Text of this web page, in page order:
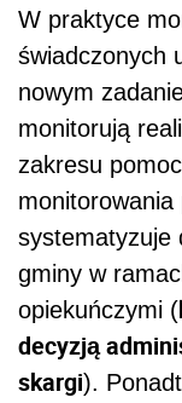
W praktyce
świadczonych
nowym
monitorują
zakresu
systematyzuje
gminy w
opiekuńczymi (
decyzją
skargi).